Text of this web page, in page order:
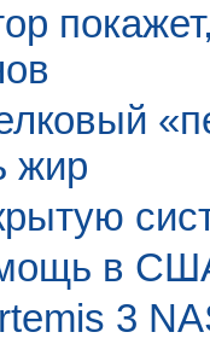
жир
в
3